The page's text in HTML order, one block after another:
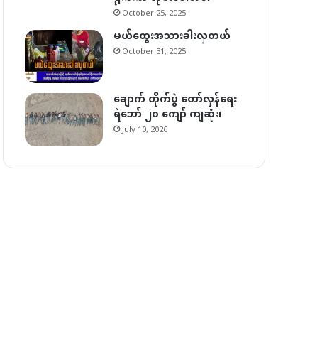
October 25, 2025
မယ်ထွေးအသားခါးလှတယ်
October 31, 2025
ချောက် တိုက်ပွဲ တော်လှန်ရေး
ရဲဘော် ၂၀ ကျော် ကျဆုံး၊
July 10, 2026